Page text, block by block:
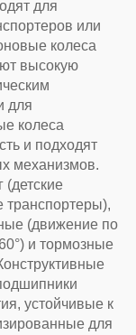
для
или
колеса
высокую
для
колеса
и подходят
механизмов.
(детские
(движение по
и тормозные
устойчивые к
для